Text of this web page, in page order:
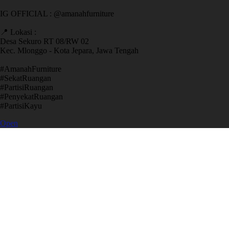
IG OFFICIAL : @amanahfurniture
📍 Lokasi :
Desa Sekuro RT 08/RW 02
Kec. Mlonggo - Kota Jepara, Jawa Tengah
​#AmanahFurniture
​#SekatRuangan
​#PartisiRuangan
​#PenyekatRuangan
​#PartisiKayu
Open